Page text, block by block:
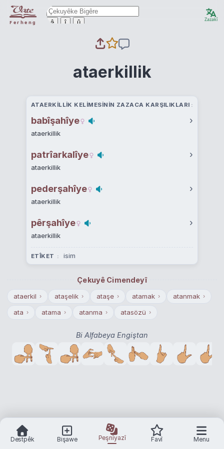
Ferheng ê î û Zazakî
ataerkillik
ATAERKILLIK KELIMESININ ZAZACA KARŞILIKLARI
babîşahîye ›
ataerkillik
patrîarkalîye ›
ataerkillik
pederşahîye ›
ataerkillik
pêrşahîye ›
ataerkillik
ETÎKET isim
Çekuyê Cimendeyî
ataerkil › ataşelik › ataşe › atamak › atanmak ›
ata › atama › atanma › atasözü ›
Bi Alfabeya Engiştan
Destpêk Bişawe Peşnîyazî Favî Menu